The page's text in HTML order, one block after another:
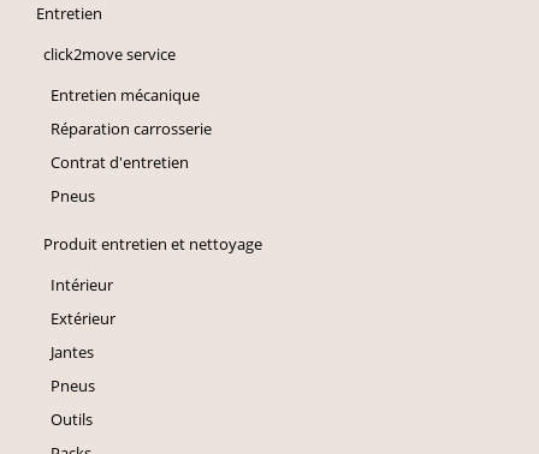
Entretien
click2move service
Entretien mécanique
Réparation carrosserie
Contrat d'entretien
Pneus
Produit entretien et nettoyage
Intérieur
Extérieur
Jantes
Pneus
Outils